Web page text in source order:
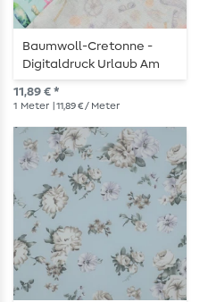
Baumwoll-Cretonne -
Digitaldruck Urlaub Am
Meer Hellblau
11,89 € *
1 Meter | 11,89 € / Meter